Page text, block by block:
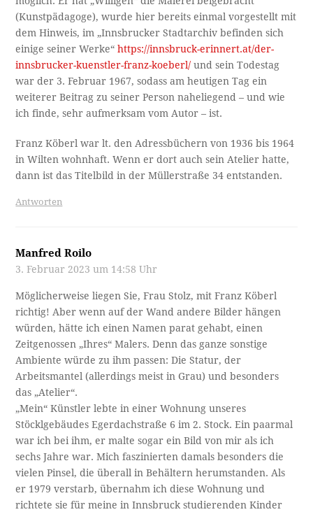
(Kunstpädagoge), wurde hier bereits einmal vorgestellt mit
dem Hinweis, im „Innsbrucker Stadtarchiv befinden sich
einige seiner Werke“https://innsbruck-erinnert.at/der-
innsbrucker-kuenstler-franz-koeberl/ und sein Todestag
war der 3. Februar 1967, sodass am heutigen Tag ein
weiterer Beitrag zu seiner Person naheliegend – und wie
ich finde, sehr aufmerksam vom Autor – ist.
Franz Köberl war lt. den Adressbüchern von 1936 bis 1964
in Wilten wohnhaft. Wenn er dort auch sein Atelier hatte,
dann ist das Titelbild in der Müllerstraße 34 entstanden.
Antworten
Manfred Roilo
3. Februar 2023 um 14:58 Uhr
Möglicherweise liegen Sie, Frau Stolz, mit Franz Köberl
richtig! Aber wenn auf der Wand andere Bilder hängen
würden, hätte ich einen Namen parat gehabt, einen
Zeitgenossen „Ihres“ Malers. Denn das ganze sonstige
Ambiente würde zu ihm passen: Die Statur, der
Arbeitsmantel (allerdings meist in Grau) und besonders
das „Atelier“.
„Mein“ Künstler lebte in einer Wohnung unseres
Stöcklgebäudes Egerdachstraße 6 im 2. Stock. Ein paarmal
war ich bei ihm, er malte sogar ein Bild von mir als ich
sechs Jahre war. Mich faszinierten damals besonders die
vielen Pinsel, die überall in Behältern herumstanden. Als
er 1979 verstarb, übernahm ich diese Wohnung und
richtete sie für meine in Innsbruck studierenden Kinder